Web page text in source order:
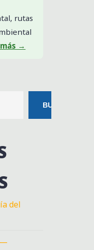
rutas
→
BUSCAR
del
—